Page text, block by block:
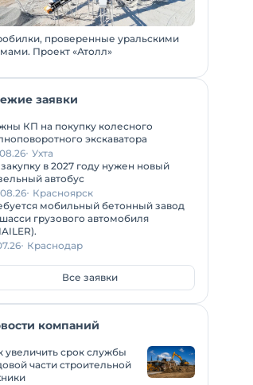
проверенные уральскими
Проект «Атолл»
заявки
КП на покупку колесного
экскаватора
Ухта
в 2027 году нужен новый
автобус
Красноярск
мобильный бетонный завод
грузового автомобиля
Краснодар
Все заявки
компаний
увеличить срок службы
части строительной